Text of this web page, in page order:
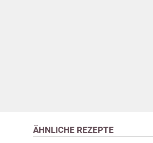
ÄHNLICHE REZEPTE